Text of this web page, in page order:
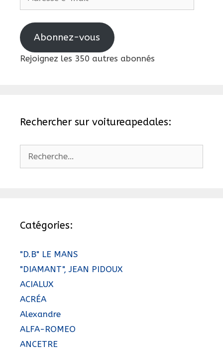
e-
Abonnez-vous
Rejoignez les 350 autres abonnés
Rechercher sur voitureapedales:
Catégories:
"D.B" LE MANS
"DIAMANT", JEAN PIDOUX
ACIALUX
ACRÉA
Alexandre
ALFA-ROMEO
ANCETRE